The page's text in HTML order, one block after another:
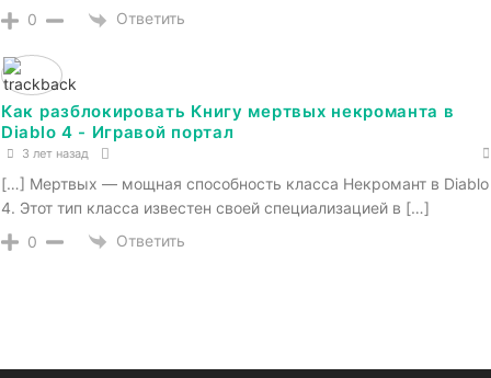
0
Ответить
Как разблокировать Книгу мертвых некроманта в
Diablo 4 - Игравой портал
3 лет назад
[…] Мертвых — мощная способность класса Некромант в Diablo
4. Этот тип класса известен своей специализацией в […]
0
Ответить